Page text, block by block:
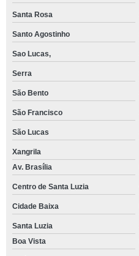
Santa Rosa
Santo Agostinho
Sao Lucas,
Serra
São Bento
São Francisco
São Lucas
Xangrila
Av. Brasília
Centro de Santa Luzia
Cidade Baixa
Santa Luzia
Boa Vista